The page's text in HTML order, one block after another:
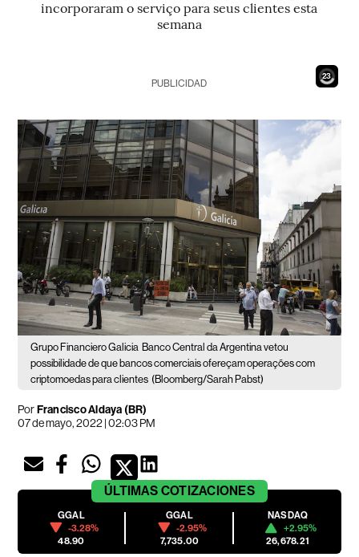
incorporaram o serviço para seus clientes esta
semana
21
PUBLICIDAD
Grupo Financiero Galicia Banco Central da Argentina vetou
possibilidade de que bancos comerciais ofereçam operações com
criptomoedas para clientes (Bloomberg/Sarah Pabst)
PorFrancisco Aldaya (BR)
07 de mayo, 2022 | 02:03 PM
ÚLTIMAS COTIZACIONES
GGAL
-3.28%
48.90
GGAL
-2.95%
7,735.00
NASDAQ
+2.95%
26,678.21